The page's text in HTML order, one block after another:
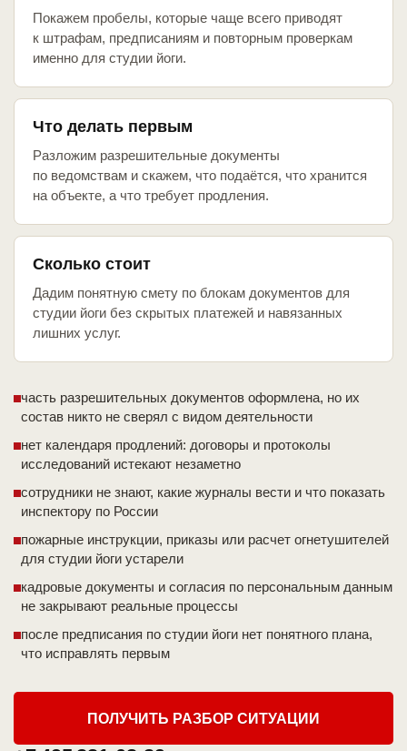
Покажем пробелы, которые чаще всего приводят
к штрафам, предписаниям и повторным проверкам
именно для студии йоги.
Что делать первым
Разложим разрешительные документы
по ведомствам и скажем, что подаётся, что хранится
на объекте, а что требует продления.
Сколько стоит
Дадим понятную смету по блокам документов для
студии йоги без скрытых платежей и навязанных
лишних услуг.
часть разрешительных документов оформлена, но их
состав никто не сверял с видом деятельности
нет календаря продлений: договоры и протоколы
исследований истекают незаметно
сотрудники не знают, какие журналы вести и что показать
инспектору по России
пожарные инструкции, приказы или расчет огнетушителей
для студии йоги устарели
кадровые документы и согласия по персональным данным
не закрывают реальные процессы
после предписания по студии йоги нет понятного плана,
что исправлять первым
ПОЛУЧИТЬ РАЗБОР СИТУАЦИИ